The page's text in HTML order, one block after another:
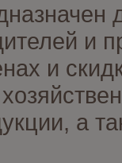
и
и
а